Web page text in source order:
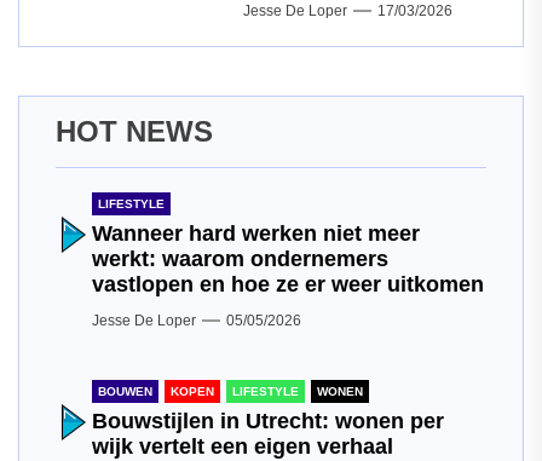
Jesse De Loper 17/03/2026
HOT NEWS
LIFESTYLE
Wanneer hard werken niet meer
werkt: waarom ondernemers
vastlopen en hoe ze er weer uitkomen
Jesse De Loper 05/05/2026
BOUWEN KOPEN LIFESTYLE WONEN
Bouwstijlen in Utrecht: wonen per
wijk vertelt een eigen verhaal